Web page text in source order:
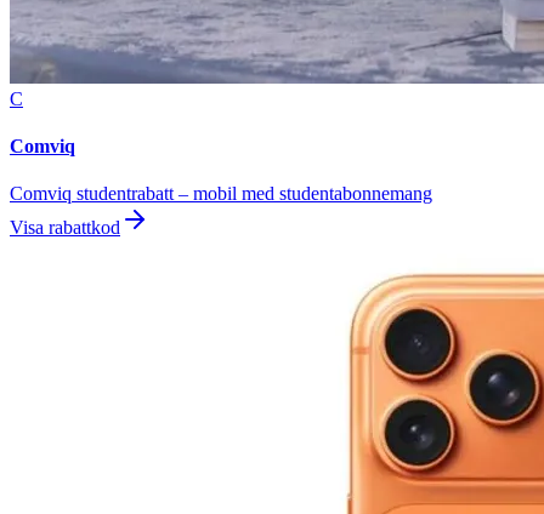
C
Comviq
Comviq studentrabatt – mobil med studentabonnemang
Visa rabattkod